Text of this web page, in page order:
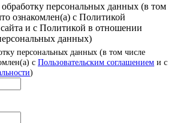
персональных данных (в том
ознакомлен(а) с Политикой
и с Политикой в отношении
данных)
персональных данных (в том числе
с Пользовательским соглашением и с
)